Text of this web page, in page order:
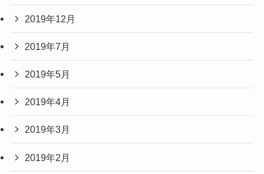
2019年12月
2019年7月
2019年5月
2019年4月
2019年3月
2019年2月